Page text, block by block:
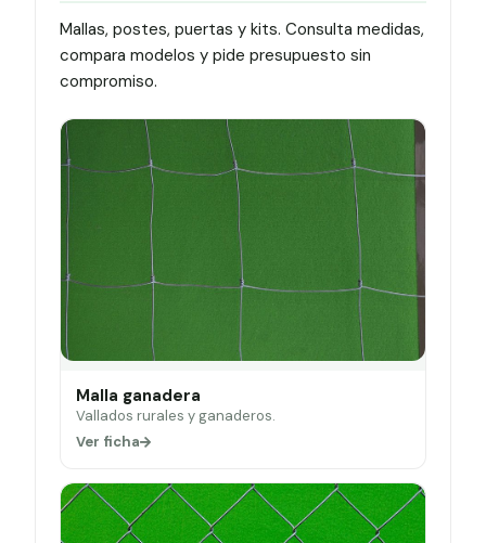
Mallas, postes, puertas y kits. Consulta medidas,
compara modelos y pide presupuesto sin
compromiso.
Malla ganadera
Vallados rurales y ganaderos.
Ver ficha